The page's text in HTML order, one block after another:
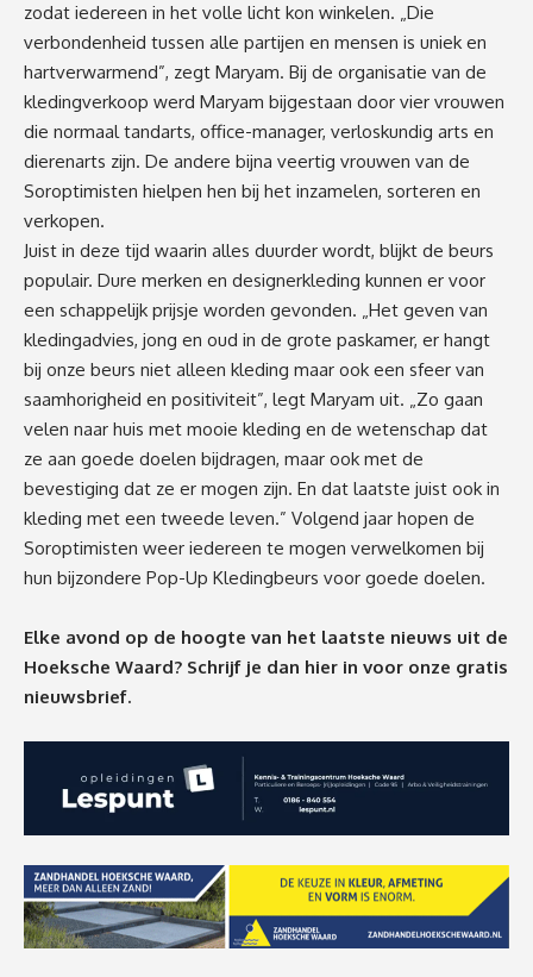
zodat iedereen in het volle licht kon winkelen. „Die
verbondenheid tussen alle partijen en mensen is uniek en
hartverwarmend”, zegt Maryam. Bij de organisatie van de
kledingverkoop werd Maryam bijgestaan door vier vrouwen
die normaal tandarts, office-manager, verloskundig arts en
dierenarts zijn. De andere bijna veertig vrouwen van de
Soroptimisten hielpen hen bij het inzamelen, sorteren en
verkopen.
Juist in deze tijd waarin alles duurder wordt, blijkt de beurs
populair. Dure merken en designerkleding kunnen er voor
een schappelijk prijsje worden gevonden. „Het geven van
kledingadvies, jong en oud in de grote paskamer, er hangt
bij onze beurs niet alleen kleding maar ook een sfeer van
saamhorigheid en positiviteit”, legt Maryam uit. „Zo gaan
velen naar huis met mooie kleding en de wetenschap dat
ze aan goede doelen bijdragen, maar ook met de
bevestiging dat ze er mogen zijn. En dat laatste juist ook in
kleding met een tweede leven.” Volgend jaar hopen de
Soroptimisten weer iedereen te mogen verwelkomen bij
hun bijzondere Pop-Up Kledingbeurs voor goede doelen.
Elke avond op de hoogte van het laatste nieuws uit de
Hoeksche Waard? Schrijf je dan hier in voor onze gratis
nieuwsbrief.